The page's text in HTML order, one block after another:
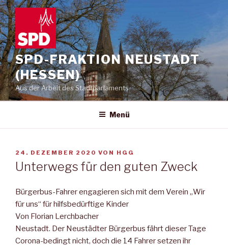
Zum
Inhalt
springen
SPD-FRAKTION NEUSTADT
(HESSEN)
Aus der Arbeit des Stadtparlaments
Menü
VERÖFFENTLICHT
AM
24. DEZEMBER 2020 VON HGG
Unterwegs für den guten Zweck
Bürgerbus-Fahrer engagieren sich mit dem Verein „Wir
für uns“ für hilfsbedürftige Kinder
Von Florian Lerchbacher
Neustadt. Der Neustädter Bürgerbus fährt dieser Tage
Corona-bedingt nicht, doch die 14 Fahrer setzen ihr